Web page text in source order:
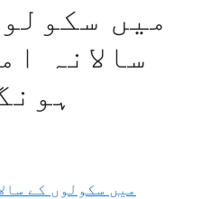
سالانہ